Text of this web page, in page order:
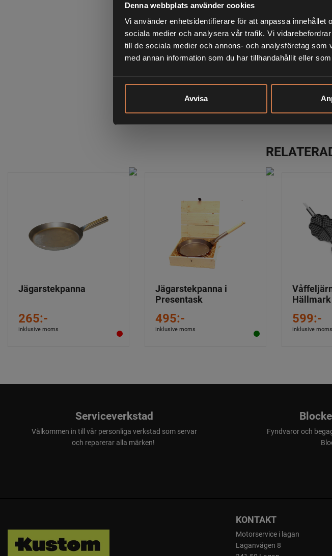
Denna webbplats använder cookies
Vi använder enhetsidentifierare för att anpassa
sociala medier och analysera vår trafik. Vi
till de sociala medier och annons- och analysföretag
med annan information som du har tillhandahållit eller
Avvisa
KÖPS
ANDRA HAR
Jägarstekpanna
265:-
inklusive moms
Jägarstekpanna i
Presentask
495:-
inklusive moms
Hällmark
599:-
inklusive moms
Serviceverkstad
Välkommen in till vår personliga verkstad som servar
och reparerar alla märken!
Fyndvaror och
KONTAKT
Motorservice i lagan
Laganvägen 8